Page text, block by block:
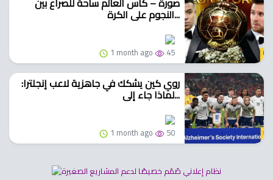
النجوم على الكرة...
1 month ago 45
روي كين يشكك في جاهزية لاعب إنجلترا:
لماذا جاء إلى...
1 month ago 50